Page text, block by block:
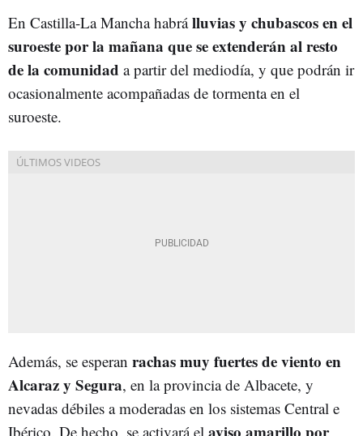
En Castilla-La Mancha habrálluvias y chubascos en el
suroeste por la mañana que se extenderán al resto
de la comunidad a partir del mediodía, y que podrán ir
ocasionalmente acompañadas de tormenta en el
suroeste.
Además, se esperan rachas muy fuertes de viento en
Alcaraz y Segura, en la provincia de Albacete, y
nevadas débiles a moderadas en los sistemas Central e
Ibérico. De hecho, se activará el aviso amarillo por